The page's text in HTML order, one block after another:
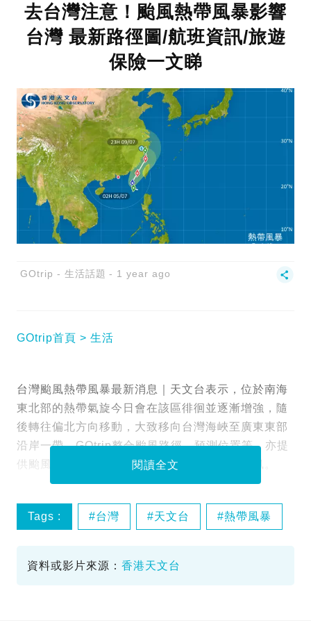
去台灣注意！颱風熱帶風暴影響
台灣 最新路徑圖/航班資訊/旅遊
保險一文睇
GOtrip - 生活話題 1 year ago
GOtrip首頁 生活
台灣颱風熱帶風暴最新消息｜天文台表示，位於南海
東北部的熱帶氣旋今日會在該區徘徊並逐漸增強，隨
後轉往偏北方向移動，大致移向台灣海峽至廣東東部
沿岸一帶。GOtrip整合颱風路徑、預測位置等，亦提
供颱風影響下的受影響航班、旅遊保險賠償資訊。
閱讀全文
Tags : 台灣 天文台 熱帶風暴
資料或影片來源： 香港天文台